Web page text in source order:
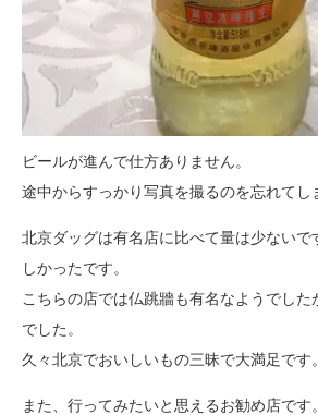
ビールが進んで仕方ありません。
途中からすっかり写真を撮るのを忘れてし
北京ダッグは有名店に比べて量は少ないで
しかったです。
こちらの店では仏跳牆も有名なようでした
でした。
久々北京でおいしいもの三昧で大満足です。
また、行ってみたいと思えるお勧め店です。